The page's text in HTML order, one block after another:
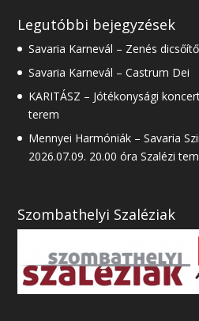
Legutóbbi bejegyzések
Savaria Karnevál – Zenés
Savaria Karnevál – Castrum Dei
KARITÁSZ – Jótékonysági
terem
Mennyei Harmóniák – Savaria
2026.07.09. 20.00 óra Szalézi
Szombathelyi Szaléziak